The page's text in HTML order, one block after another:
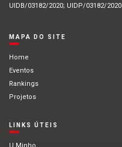
UIDB/03182/2020; UIDP/03182/2020
MAPA DO SITE
Home
Eventos
Rankings
Projetos
LINKS ÚTEIS